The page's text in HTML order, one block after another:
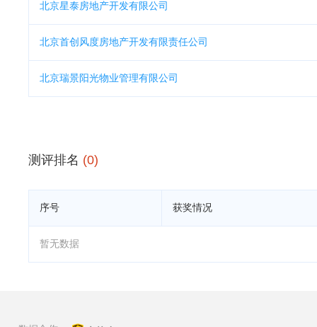
北京星泰房地产开发有限公司
北京首创风度房地产开发有限责任公司
北京瑞景阳光物业管理有限公司
测评排名 (0)
序号 获奖情况
暂无数据